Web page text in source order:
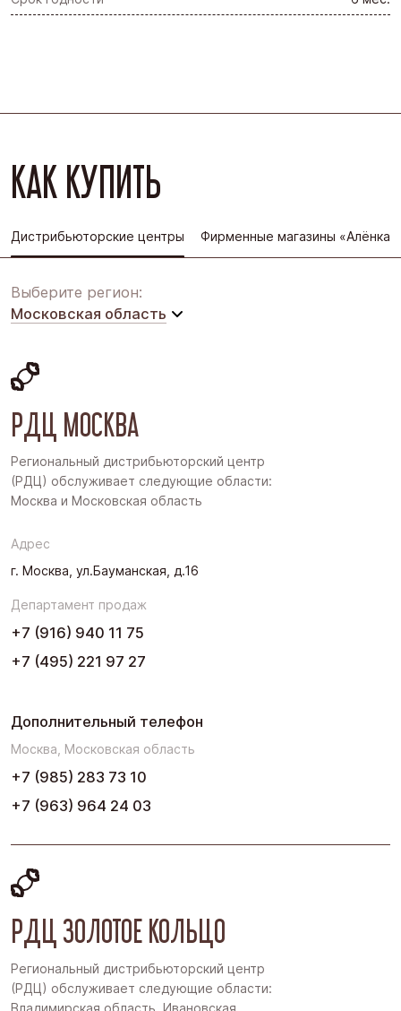
КАК КУПИТЬ
Дистрибьюторские центры Фирменные магазины «Алёнка»
Выберите регион:
Московская область
Восточная Сибирь
Дальний Восток
Поволжье
Урал
РДЦ МОСКВА
Региональный дистрибьюторский центр
(РДЦ) обслуживает следующие области:
Москва и Московская область
Адрес
г. Москва, ул.Бауманская, д.16
Департамент продаж
+7 (916) 940 11 75
+7 (495) 221 97 27
Дополнительный телефон
Москва, Московская область
+7 (985) 283 73 10
+7 (963) 964 24 03
РДЦ ЗОЛОТОЕ КОЛЬЦО
Региональный дистрибьюторский центр
(РДЦ) обслуживает следующие области:
Владимирская область, Ивановская